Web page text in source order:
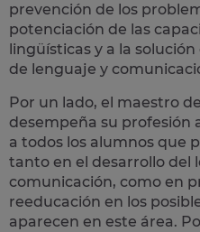
prevención de los
potenciación de las
lingüísticas y a la
de lenguaje y
Por un lado, el maestro
desempeña su
a todos los alumnos que
tanto en el desarrollo del
comunicación, como en
reeducación en los
aparecen en este área.